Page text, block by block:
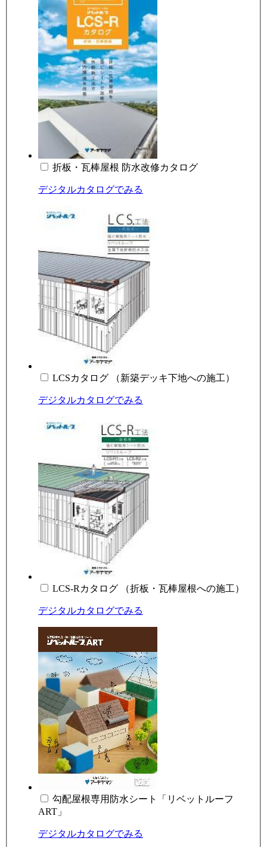
折板・瓦棒屋根 防水改修カタログ
デジタルカタログでみる
LCSカタログ （新築デッキ下地への施工）
デジタルカタログでみる
LCS-Rカタログ （折板・瓦棒屋根への施工）
デジタルカタログでみる
勾配屋根専用防水シート「リベットルーフ
ART」
デジタルカタログでみる